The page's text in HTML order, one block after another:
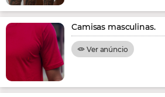
Camisas masculinas.
Ver anúncio